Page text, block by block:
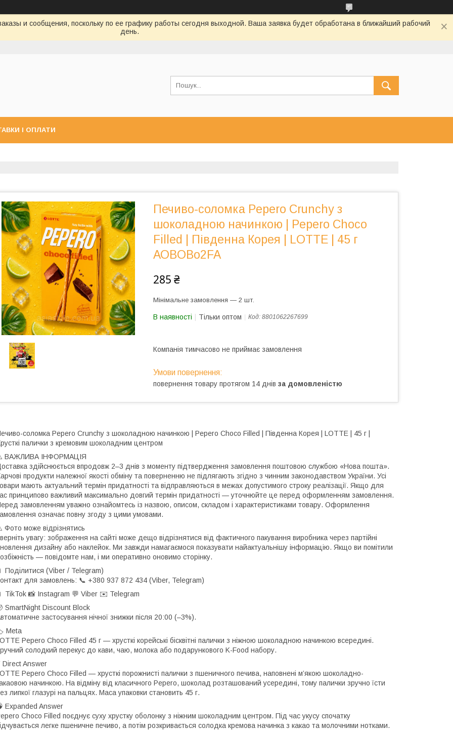
и сообщения, поскольку по ее графику работы сегодня выходной. Ваша заявка будет обработана в ближайший рабочий
день.
І ОПЛАТИ
Печиво-соломка Pepero Crunchy з
шоколадною начинкою | Pepero Choco
Filled | Південна Корея | LOTTE | 45 г
АОВOВо2FA
285 ₴
Мінімальне замовлення — 2 шт.
В наявності Тільки оптом Код: 8801062267699
Компанія тимчасово не приймає замовлення
повернення товару протягом 14 днів за домовленістю
соломка Pepero Crunchy з шоколадною начинкою | Pepero Choco Filled | Південна Корея | LOTTE | 45 г |
палички з кремовим шоколадним центром
ВАЖЛИВА ІНФОРМАЦІЯ
здійснюється впродовж 2–3 днів з моменту підтвердження замовлення поштовою службою «Нова пошта».
продукти належної якості обміну та поверненню не підлягають згідно з чинним законодавством України. Усі
мають актуальний термін придатності та відправляються в межах допустимого строку реалізації. Якщо для
принципово важливий максимально довгий термін придатності — уточнюйте це перед оформленням замовлення.
замовленням уважно ознайомтесь із назвою, описом, складом і характеристиками товару. Оформлення
означає повну згоду з цими умовами.
Фото може відрізнятись
увагу: зображення на сайті може дещо відрізнятися від фактичного пакування виробника через партійні
дизайну або наклейок. Ми завжди намагаємося показувати найактуальнішу інформацію. Якщо ви помітили
— повідомте нам, і ми оперативно оновимо сторінку.
Поділитися (Viber / Telegram)
для замовлень: 📞 +380 937 872 434 (Viber, Telegram)
TikTok 📸 Instagram 💬 Viber ✉️ Telegram
SmartNight Discount Block
застосування нічної знижки після 20:00 (–3%).
Meta
Pepero Choco Filled 45 г — хрусткі корейські бісквітні палички з ніжною шоколадною начинкою всередині.
солодкий перекус до кави, чаю, молока або подарункового K-Food набору.
Direct Answer
Pepero Choco Filled — хрусткі порожнисті палички з пшеничного печива, наповнені м’якою шоколадно-
начинкою. На відміну від класичного Pepero, шоколад розташований усередині, тому палички зручно їсти
липкої глазурі на пальцях. Маса упаковки становить 45 г.
Expanded Answer
Choco Filled поєднує суху хрустку оболонку з ніжним шоколадним центром. Під час укусу спочатку
легке пшеничне печиво, а потім розкривається солодка кремова начинка з какао та молочними нотками.